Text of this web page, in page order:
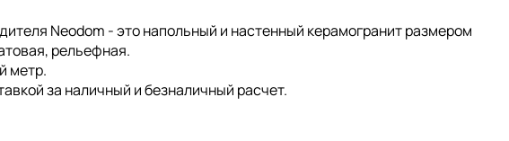
Neodom - это напольный и настенный керамогранит размером
рельефная.
метр.
за наличный и безналичный расчет.